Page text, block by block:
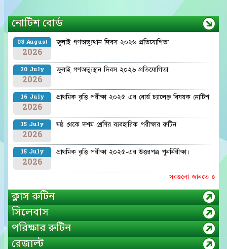
নোটিশ বোর্ড
03 August
2026
জুলাই গণঅভ্যুত্থান দিবস ২০২৬ প্রতিযোগিতা
20 July
2026
জুলাই গণঅভ্যুস্থান দিবস ২০২৬ প্রতিযোগিতা
16 July
2026
প্রাথমিক বৃত্তি পরীক্ষা ২০২৫ এর বোর্ড চ্যালেঞ্জ বিষয়ক নোটিশ
15 July
2026
ষষ্ঠ থেকে দশম শ্রেণির ব্যবহারিক পরীক্ষার রুটিন
15 July
2026
প্রাথমিক বৃত্তি পরীক্ষা ২০২৫-এর উত্তরপত্র পুনর্নিরীক্ষা।
সবগুলো জানতে »
ক্লাস রুটিন
সিলেবাস
পরিক্ষার রুটিন
রেজাল্ট